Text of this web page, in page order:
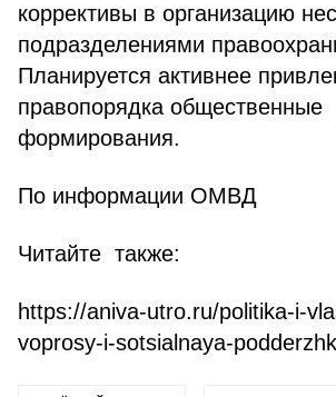
коррективы в организацию
подразделениями
Планируется активнее
правопорядка общественные
формирования.
По информации ОМВД
Читайте также:
https://aniva-utro.ru/politika-i-
voprosy-i-sotsialnaya-